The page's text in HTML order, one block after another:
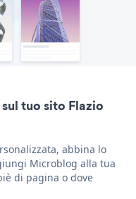
tuo sito Flazio
abbina lo
Microblog alla tua
di pagina o dove